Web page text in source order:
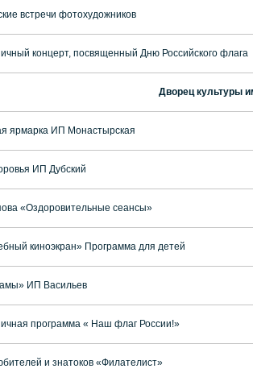
встречи фотохудожников
концерт, посвященный Дню Российского флага
Дворец культуры
ярмарка ИП Монастырская
ИП Дубский
«Оздоровительные сеансы»
киноэкран» Программа для детей
ИП Васильев
программа « Наш флаг России!»
и знатоков «Филателист»